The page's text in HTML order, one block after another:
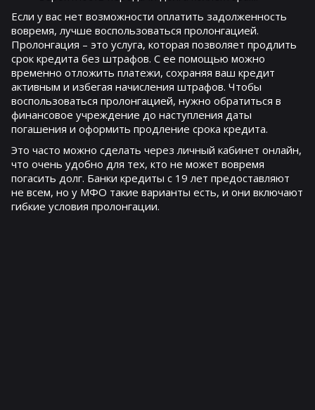
Если у вас нет возможности оплатить задолженность
вовремя, лучше воспользоваться пролонгацией.
Пролонгация – это услуга, которая позволяет продлить
срок кредита без штрафов. С ее помощью можно
временно отложить платежи, сохраняя ваш кредит
активным и избегая начисления штрафов. Чтобы
воспользоваться пролонгацией, нужно обратиться в
финансовое учреждение до наступления даты
погашения и оформить продление срока кредита.
Это часто можно сделать через личный кабинет онлайн,
что очень удобно для тех, кто не может вовремя
погасить долг. Банки кредиты с 19 лет предоставляют
не всем, но у МФО такие варианты есть, и они включают
гибкие условия пролонгации.